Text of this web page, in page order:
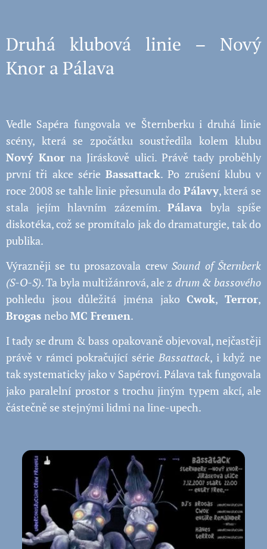
Druhá klubová linie – Nový
Knor a Pálava
Vedle Sapéra fungovala ve Šternberku i druhá linie
scény, která se zpočátku soustředila kolem klubu
Nový Knor na Jiráskově ulici. Právě tady proběhly
první tři akce série Bassattack. Po zrušení klubu v
roce 2008 se tahle linie přesunula do Pálavy, která se
stala jejím hlavním zázemím. Pálava byla spíše
diskotéka, což se promítalo jak do dramaturgie, tak do
publika.
Výrazněji se tu prosazovala crewSound of Šternberk
(S-O-S). Ta byla multižánrová, ale z drum & bassového
pohledu jsou důležitá jména jakoCwok,Terror,
Brogas neboMC Fremen.
I tady se drum & bass opakovaně objevoval, nejčastěji
právě v rámci pokračující série Bassattack, i když ne
tak systematicky jako v Sapérovi. Pálava tak fungovala
jako paralelní prostor s trochu jiným typem akcí, ale
částečně se stejnými lidmi na line-upech.